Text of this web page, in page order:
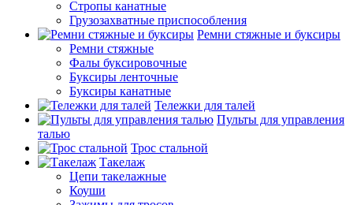
Стропы канатные
Грузозахватные приспособления
Ремни стяжные и буксиры
Ремни стяжные
Фалы буксировочные
Буксиры ленточные
Буксиры канатные
Тележки для талей
Пульты для управления
талью
Трос стальной
Такелаж
Цепи такелажные
Коуши